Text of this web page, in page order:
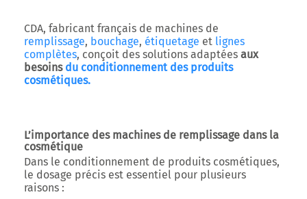
CDA, fabricant français de machines de
remplissage, bouchage, étiquetage et lignes
complètes, conçoit des solutions adaptées aux
besoins du conditionnement des produits
cosmétiques.
L’importance des machines de remplissage dans la
cosmétique
Dans le conditionnement de produits cosmétiques,
le dosage précis est essentiel pour plusieurs
raisons :